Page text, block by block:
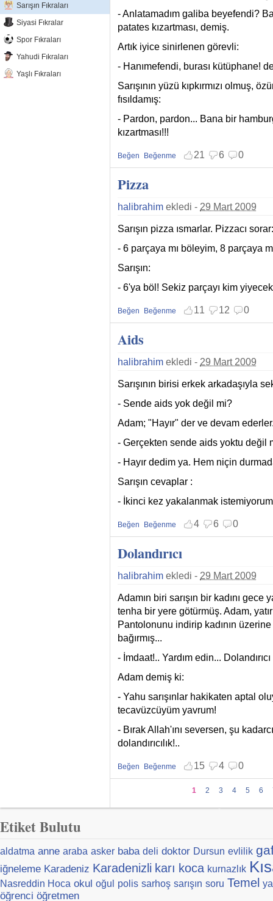
Sarışın Fıkraları
Siyasi Fıkralar
Spor Fıkraları
Yahudi Fıkraları
Yaşlı Fıkraları
- Anlatamadım galiba beyefendi?
patates kızartması, demiş.
Artık iyice sinirlenen görevli:
- Hanımefendi, burası kütüphane!
Sarışının yüzü kıpkırmızı olmuş,
fısıldamış:
- Pardon, pardon... Bana bir
kızartması!!!
Beğen
Beğenmekten vazgeç
Beğenme
Beğenmemekten vazgeç
21 6 0
Pizza
halibrahim ekledi - 29 Mart 2009
Sarışın pizza ısmarlar. Pizzacı sorar:
- 6 parçaya mı böleyim, 8 parçaya
Sarışın:
- 6'ya böl! Sekiz parçayı kim
Beğen
Beğenmekten vazgeç
Beğenme
Beğenmemekten vazgeç
11 12 0
Aids
halibrahim ekledi - 29 Mart 2009
Sarışının birisi erkek arkadaşıyla
- Sende aids yok değil mi?
Adam; "Hayır" der ve devam
- Gerçekten sende aids yoktu değil
- Hayır dedim ya. Hem niçin
Sarışın cevaplar :
- İkinci kez yakalanmak
Beğen
Beğenmekten vazgeç
Beğenme
Beğenmemekten vazgeç
4 6 0
Dolandırıcı
halibrahim ekledi - 29 Mart 2009
Adamın biri sarışın bir kadını gece
tenha bir yere götürmüş. Adam,
Pantolonunu indirip kadının üzerine
bağırmış...
- İmdaat!.. Yardım edin...
Adam demiş ki:
- Yahu sarışınlar hakikaten aptal
tecavüzcüyüm yavrum!
- Bırak Allah'ını seversen, şu
dolandırıcılık!..
Beğen
Beğenmekten vazgeç
Beğenme
Beğenmemekten vazgeç
15 4 0
1 2 3 4 5 6
Etiket Bulutu
aldatma anne araba asker baba deli doktor Dursun evlilik
iğneleme Karadeniz Karadenizli karı koca kurnazlık
Nasreddin Hoca okul oğul polis sarhoş sarışın soru Temel
öğrenci öğretmen